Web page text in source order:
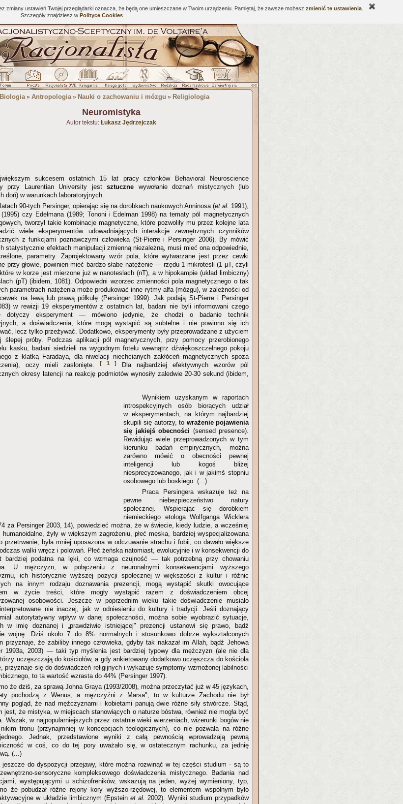
ustawień Twojej przeglądarki oznacza, że będą one umieszczane w Twoim urządzeniu. Pamiętaj, że zawsze możesz zmienić te ustawienia
Szczegóły znajdziesz w Polityce Cookies
Biologia» Antropologia» Nauki o zachowaniu i mózgu » Religiologia
Neuromistyka
Autor tekstu: Łukasz Jędrzejczak
sukcesem ostatnich 15 lat pracy członków Behavioral Neuroscience
przy Laurentian University jestsztuczne wywołanie doznań mistycznych (lub
doń) w warunkach laboratoryjnych.
90-tych Persinger, opierając się na dorobkach naukowych Anninosa (et al. 1991),
czy Edelmana (1989; Tononi i Edelman 1998) na tematy pól magnetycznych
tworzył takie kombinacje magnetyczne, które pozwoliły mu przez kolejne lata
wiele eksperymentów udowadniających interakcje zewnętrznych czynników
z funkcjami poznawczymi człowieka (St-Pierre i Persinger 2006). By mówić
statystycznie efektach manipulacji zmienną niezależną, musi mieć ona odpowiednie,
parametry. Zaprojektowany wzór pola, które wytwarzane jest przez cewki
przy głowie, powinien mieć bardzo słabe natężenie — rzędu 1 mikrotesli (1 µT, czyli
w korze jest mierzone już w nanoteslach (nT), a w hipokampie (układ limbiczny)
(pT) (ibidem, 1081). Odpowiedni wzorzec zmienności pola magnetycznego o tak
parametrach natężenia może produkować inne rytmy alfa (mózgu), w zależności od
na lewą lub prawą półkulę (Persinger 1999). Jak podają St-Pierre i Persinger
w rewizji 19 eksperymentów z ostatnich lat, badani nie byli informowani czego
dotyczy eksperyment — mówiono jedynie, że chodzi o badanie technik
a doświadczenia, które mogą wystąpić są subtelne i nie powinno się ich
lecz tylko przeżywać. Dodatkowo, eksperymenty były przeprowadzane z użyciem
ślepej próby. Podczas aplikacji pól magnetycznych, przy pomocy przerobionego
kasku, badani siedzieli na wygodnym fotelu wewnątrz dźwiękoszczelnego pokoju
z klatką Faradaya, dla niwelacji niechcianych zakłóceń magnetycznych spoza
oczy mieli zasłonięte.
[ 1 ]
Dla najbardziej efektywnych wzorów pól
okresy latencji na reakcję podmiotów wynosiły zaledwie 20-30 sekund (ibidem,
Wynikiem uzyskanym w raportach
introspekcyjnych osób biorących udział
w eksperymentach, na którym najbardziej
skupili się autorzy, to wrażenie pojawienia
się jakiejś obecności (sensed presence).
Rewidując wiele przeprowadzonych w tym
kierunku badań empirycznych, można
zarówno mówić o obecności pewnej
inteligencji lub kogoś bliżej
niesprecyzowanego, jak i w jakimś stopniu
osobowego lub boskiego. (...)
Praca Persingera wskazuje też na
pewne niebezpieczeństwo natury
społecznej. Wspierając się dorobkiem
niemieckiego etologa Wolfganga Wicklera
za Persinger 2003, 14), powiedzieć można, że w świecie, kiedy ludzie, a wcześniej
żyły w większym zagrożeniu, płeć męska, bardziej wyspecjalizowana
przetrwanie, była mniej uposażona w odczuwanie strachu i fobii, co dawało większe
walki wręcz i polowań. Płeć żeńska natomiast, ewolucyjnie i w konsekwencji do
bardziej podatna na lęki, co wzmaga czujność — tak potrzebną przy chowaniu
U mężczyzn, w połączeniu z neuronalnymi konsekwencjami wyższego
ich historycznie wyższej pozycji społecznej w większości z kultur i różnic
na innym rodzaju doznawania prezencji, mogą wystąpić skutki owocujące
w życie treści, które mogły wystąpić razem z doświadczeniem obcej
osobowości. Jeszcze w poprzednim wieku takie doświadczenie musiało
nie inaczej, jak w odniesieniu do kultury i tradycji. Jeśli doznający
autorytatywny wpływ w danej społeczności, można sobie wyobrazić sytuacje,
w imię doznanej i „prawdziwie istniejącej" prezencji ustanowi się prawo, bądź
wojnę. Dziś około 7 do 8% normalnych i stosunkowo dobrze wykształconych
przyznaje, że zabiliby innego człowieka, gdyby tak nakazał im Allah, bądź Jehowa
1993a, 2003) — taki typ myślenia jest bardziej typowy dla mężczyzn (ale nie dla
uczęszczają do kościołów, a gdy ankietowany dodatkowo uczęszcza do kościoła
przyznaje się do doświadczeń religijnych i wykazuje symptomy wzmożonej labilności
to ta wartość wzrasta do 44% (Persinger 1997).
że dziś, za sprawą Johna Graya (1993/2008), można przeczytać już w 45 językach,
pochodzą z Wenus, a mężczyźni z Marsa", to w kulturze Zachodu nie był
pogląd, że nad mężczyznami i kobietami panują dwie różne siły stwórcze. Stąd,
jest, że mistyka, w miejscach stanowiących o naturze bóstwa, również nie mogła być
Wszak, w najpopularniejszych przez ostatnie wieki wierzeniach, wizerunki bogów nie
tronu (przynajmniej w koncepcjach teologicznych), co nie pozwala na różne
Jednak, przedstawione wyniki z całą pewnością wprowadzają pewną
w coś, co do tej pory uważało się, w ostatecznym rachunku, za jednię
(...)
jeszcze do dyspozycji przejawy, które można rozwinąć w tej części studium - są to
sensoryczne kompleksowego doświadczenia mistycznego. Badania nad
występującymi u schizofreników, wskazują na jeden, wyżej wymieniony, typ,
że pobudzał różne rejony kory wyższo-rzędowej, to elementem wspólnym było
w układzie limbicznym (Epsteinet al. 2002). Wyniki studium przypadków